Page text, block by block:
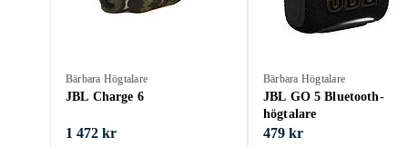
Bärbara Högtalare
JBL Charge 6
1 472 kr
Bärbara Högtalare
JBL GO 5 Bluetooth-
högtalare
479 kr